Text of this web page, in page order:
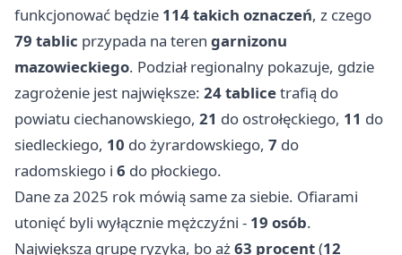
funkcjonować będzie 114 takich oznaczeń, z czego
79 tablic przypada na teren garnizonu
mazowieckiego. Podział regionalny pokazuje, gdzie
zagrożenie jest największe: 24 tablicetrafią do
powiatu ciechanowskiego, 21 do ostrołęckiego, 11 do
siedleckiego, 10 do żyrardowskiego, 7 do
radomskiego i 6 do płockiego.
Dane za 2025 rok mówią same za siebie. Ofiarami
utonięć byli wyłącznie mężczyźni - 19 osób.
Największą grupę ryzyka, bo aż63 procent(12